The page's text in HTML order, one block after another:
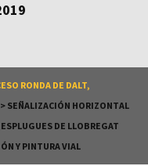
RONDA DE DALT,
> SEÑALIZACIÓN HORIZONTAL
DE LLOBREGAT
Y PINTURA VIAL